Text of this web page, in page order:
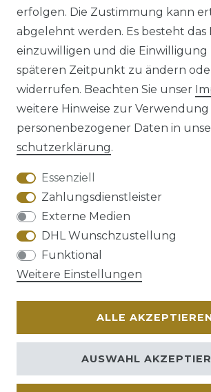
Impressum
AGB
Widerrufs­recht
erfolgen. Die Zustimmung kann
abgelehnt werden. Es besteht das
einzuwilligen und die Einwilligung
späteren Zeitpunkt zu ändern
widerrufen. Beachten Sie unser
weitere Hinweise zur Verwendung
personenbezogener Daten in
schutz­erklärung.
Essenziell
Zahlungsdienstleister
Externe Medien
DHL Wunschzustellung
Funktional
Weitere Einstellungen
ALLE
AUSWAHL